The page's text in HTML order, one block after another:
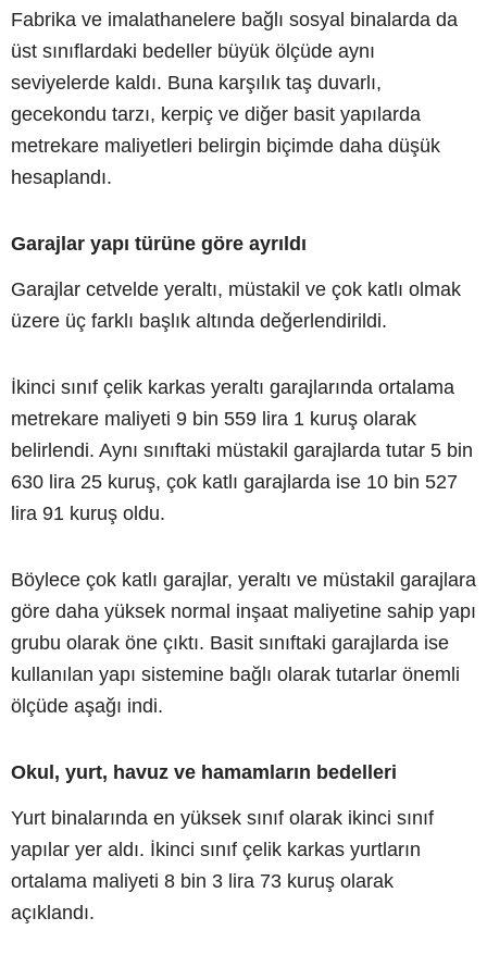
Fabrika ve imalathanelere bağlı sosyal binalarda da
üst sınıflardaki bedeller büyük ölçüde aynı
seviyelerde kaldı. Buna karşılık taş duvarlı,
gecekondu tarzı, kerpiç ve diğer basit yapılarda
metrekare maliyetleri belirgin biçimde daha düşük
hesaplandı.
Garajlar yapı türüne göre ayrıldı
Garajlar cetvelde yeraltı, müstakil ve çok katlı olmak
üzere üç farklı başlık altında değerlendirildi.
İkinci sınıf çelik karkas yeraltı garajlarında ortalama
metrekare maliyeti 9 bin 559 lira 1 kuruş olarak
belirlendi. Aynı sınıftaki müstakil garajlarda tutar 5 bin
630 lira 25 kuruş, çok katlı garajlarda ise 10 bin 527
lira 91 kuruş oldu.
Böylece çok katlı garajlar, yeraltı ve müstakil garajlara
göre daha yüksek normal inşaat maliyetine sahip yapı
grubu olarak öne çıktı. Basit sınıftaki garajlarda ise
kullanılan yapı sistemine bağlı olarak tutarlar önemli
ölçüde aşağı indi.
Okul, yurt, havuz ve hamamların bedelleri
Yurt binalarında en yüksek sınıf olarak ikinci sınıf
yapılar yer aldı. İkinci sınıf çelik karkas yurtların
ortalama maliyeti 8 bin 3 lira 73 kuruş olarak
açıklandı.